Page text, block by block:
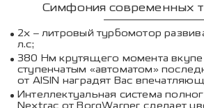
Симфония современных
2х – литровый турбомотор
л.с;
380 Нм крутящего момента
ступенчатым «автоматом»
от AISIN наградят Вас
Интеллектуальная система